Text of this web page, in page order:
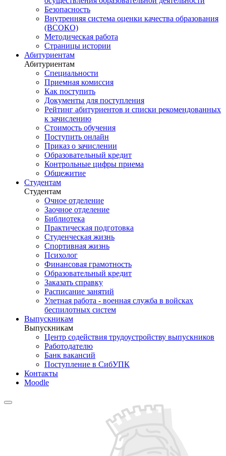
Безопасность
Внутренняя система оценки качества образования
(ВСОКО)
Методическая работа
Страницы истории
Абитуриентам
Абитуриентам
Специальности
Приемная комиссия
Как поступить
Документы для поступления
Рейтинг абитуриентов и списки рекомендованных
к зачислению
Стоимость обучения
Поступить онлайн
Приказ о зачислении
Образовательный кредит
Контрольные цифры приема
Общежитие
Студентам
Студентам
Очное отделение
Заочное отделение
Библиотека
Практическая подготовка
Студенческая жизнь
Спортивная жизнь
Психолог
Финансовая грамотность
Образовательный кредит
Заказать справку
Расписание занятий
Улетная работа - военная служба в войсках
беспилотных систем
Выпускникам
Выпускникам
Центр содействия трудоустройству выпускников
Работодателю
Банк вакансий
Поступление в СибУПК
Контакты
Moodle